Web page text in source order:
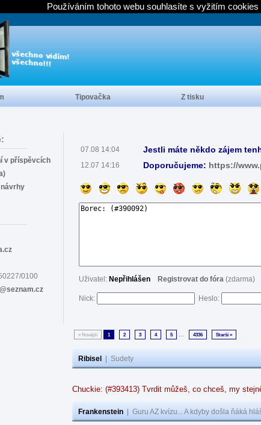
v příspěvcích
0100
07.08 14:04 Jestli máte někdo zájem
12.07 14:16 Doporučujeme: https://
Uživatel: Nepřihlášen Registrovat do fóra (zdarma)
Nick: Heslo:
« Novější 1 2 3 4 5 ... 4336 Starší »
Ribisel Sudety
Chuckie: (#393413) Tvrdit můžeš, co chceš, my
Frankenstein Guru AZ kvízu... A kdyby došla ňáká
Tipovačka Z tisku
Používáním tohoto webu souhlasíte s vyžitím cookies